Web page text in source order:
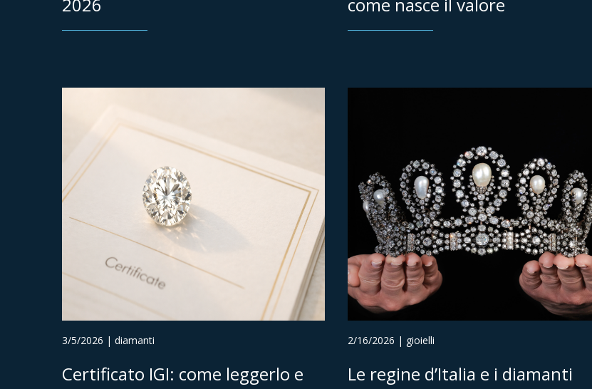
2026
come nasce il valore
3/5/2026 | diamanti
Certificato IGI: come leggerlo e
2/16/2026 | gioielli
Le regine d’Italia e i diamanti